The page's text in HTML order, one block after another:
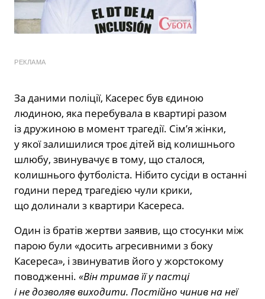
РЕКЛАМА
За даними поліції, Касерес був єдиною
людиною, яка перебувала в квартирі разом
із дружиною в момент трагедії. Сім’я жінки,
у якої залишилися троє дітей від колишнього
шлюбу, звинувачує в тому, що сталося,
колишнього футболіста. Нібито сусіди в останні
години перед трагедією чули крики,
що долинали з квартири Касереса.
Один із братів жертви заявив, що стосунки між
парою були «досить агресивними з боку
Касереса», і звинуватив його у жорстокому
поводженні. «Він тримав її у пастці
і не дозволяв виходити. Постійно чинив на неї